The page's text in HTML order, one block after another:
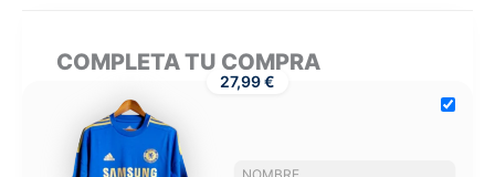
COMPLETA TU COMPRA
27,99 €